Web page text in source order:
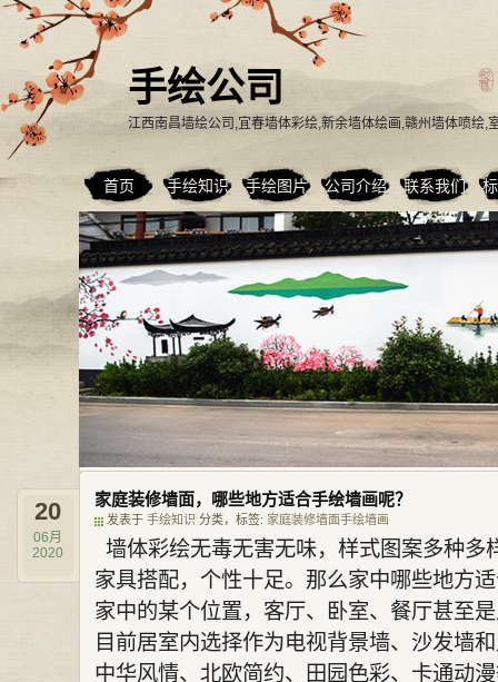
手绘公司
江西南昌墙绘公司,宜春墙体彩绘,新余墙体绘画,赣州墙体喷绘,
首页 手绘知识 手绘图片 公司介绍 联系我们
家庭装修墙面，哪些地方适合手绘墙画呢？
发表于 手绘知识 分类，标签: 家庭装修墙面手绘墙画
20
06月
2020
墙体彩绘无毒无害无味，样式图案多种多
家具搭配，个性十足。那么家中哪些地方
家中的某个位置，客厅、卧室、餐厅甚至
目前居室内选择作为电视背景墙、沙发墙
中华风情、北欧简约、田园色彩、卡通